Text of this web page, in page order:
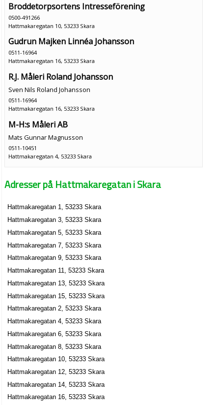
Broddetorpsortens Intresseförening
0500-491266
Hattmakaregatan 10, 53233 Skara
Gudrun Majken Linnéa Johansson
0511-16964
Hattmakaregatan 16, 53233 Skara
R.J. Måleri Roland Johansson
Sven Nils Roland Johansson
0511-16964
Hattmakaregatan 16, 53233 Skara
M-H:s Måleri AB
Mats Gunnar Magnusson
0511-10451
Hattmakaregatan 4, 53233 Skara
Adresser på Hattmakaregatan i Skara
Hattmakaregatan 1, 53233 Skara
Hattmakaregatan 3, 53233 Skara
Hattmakaregatan 5, 53233 Skara
Hattmakaregatan 7, 53233 Skara
Hattmakaregatan 9, 53233 Skara
Hattmakaregatan 11, 53233 Skara
Hattmakaregatan 13, 53233 Skara
Hattmakaregatan 15, 53233 Skara
Hattmakaregatan 2, 53233 Skara
Hattmakaregatan 4, 53233 Skara
Hattmakaregatan 6, 53233 Skara
Hattmakaregatan 8, 53233 Skara
Hattmakaregatan 10, 53233 Skara
Hattmakaregatan 12, 53233 Skara
Hattmakaregatan 14, 53233 Skara
Hattmakaregatan 16, 53233 Skara